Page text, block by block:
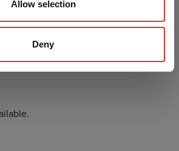
Allow selection
Deny